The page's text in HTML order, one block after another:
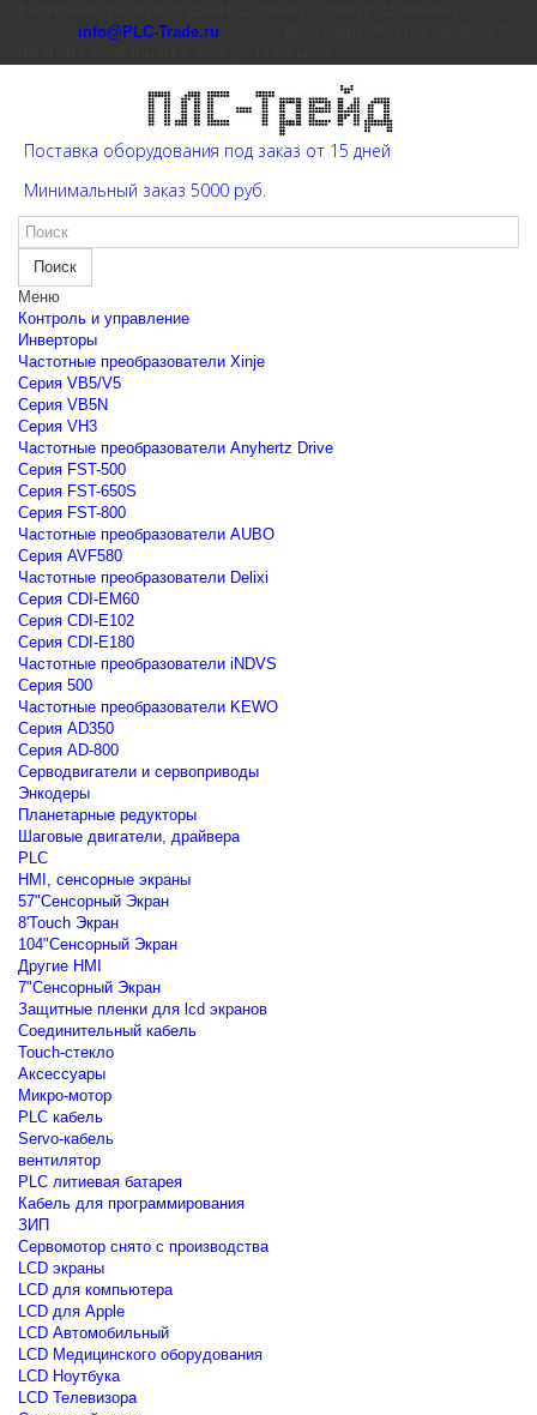
info@PLC-Trade.ru
Поставка оборудования под заказ от 15 дней
Минимальный заказ 5000 руб.
Поиск
Меню
Контроль и управление
Инверторы
Частотные преобразователи Xinje
Cерия VB5/V5
Cерия VB5N
Cерия VH3
Частотные преобразователи Anyhertz Drive
Серия FST-500
Серия FST-650S
Серия FST-800
Частотные преобразователи AUBO
Серия AVF580
Частотные преобразователи Delixi
Серия CDI-EM60
Серия CDI-E102
Серия CDI-E180
Частотные преобразователи iNDVS
Серия 500
Частотные преобразователи KEWO
Серия AD350
Серия AD-800
Серводвигатели и сервоприводы
Энкодеры
Планетарные редукторы
Шаговые двигатели, драйвера
PLC
HMI, сенсорные экраны
57"Сенсорный Экран
8'Touch Экран
104"Сенсорный Экран
Другие HMI
7"Сенсорный Экран
Защитные пленки для lcd экранов
Соединительный кабель
Touch-стекло
Аксессуары
Микро-мотор
PLC кабель
Servo-кабель
вентилятор
PLC литиевая батарея
Кабель для программирования
ЗИП
Сервомотор снято с производства
LCD экраны
LCD для компьютера
LCD для Apple
LCD Автомобильный
LCD Медицинского оборудования
LCD Ноутбука
LCD Телевизора